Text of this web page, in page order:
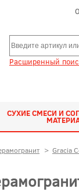
Расширенный
СУХИЕ СМЕСИ И
> Gracia